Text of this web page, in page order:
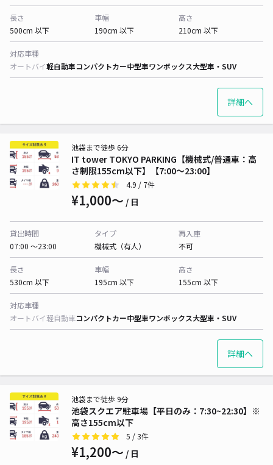
長さ
500cm 以下
車幅
190cm 以下
高さ
210cm 以下
対応車種
オートバイ軽自動車コンパクトカー中型車ワンボックス大型車・SUV
詳細へ
IT tower TOKYO PARKING【機械式/普通車：高
さ制限155cm以下】【7:00～23:00】
池袋まで徒歩 6分
4.9 / 7件
¥1,000〜 / 日
貸出時間
07:00 〜23:00
タイプ
機械式（有人）
再入庫
不可
長さ
530cm 以下
車幅
195cm 以下
高さ
155cm 以下
対応車種
オートバイ軽自動車コンパクトカー中型車ワンボックス大型車・SUV
詳細へ
池袋スクエア駐車場【平日のみ：7:30~22:30】※
高さ155cm以下
池袋まで徒歩 9分
5 / 3件
¥1,200〜 / 日